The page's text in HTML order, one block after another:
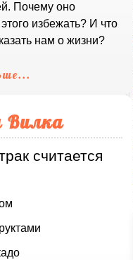
Почему оно
избежать? И что
нам о жизни?
Вилка
считается